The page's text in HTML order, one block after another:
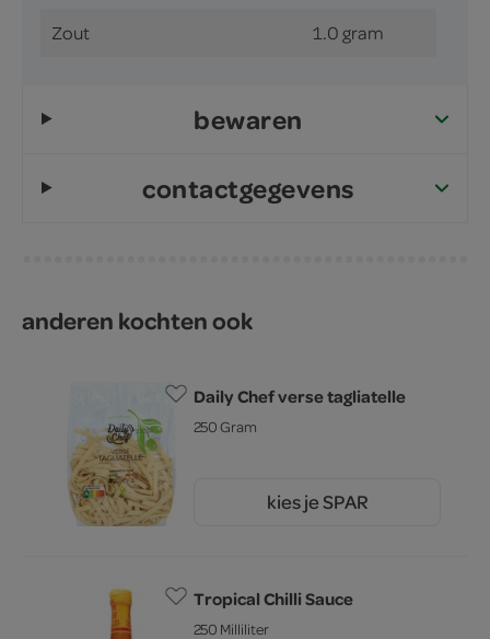
Zout 1.0 gram
bewaren
contactgegevens
anderen kochten ook
Daily Chef verse tagliatelle
250 Gram
kies je SPAR
Tropical Chilli Sauce
250 Milliliter